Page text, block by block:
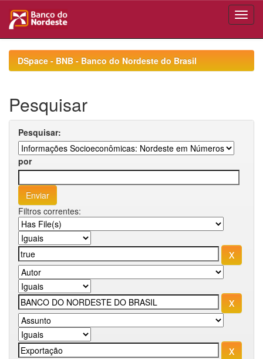
navigationDSpace - BNB - Banco do Nordeste do Brasil
Pesquisar
Pesquisar:
por
Filtros correntes: